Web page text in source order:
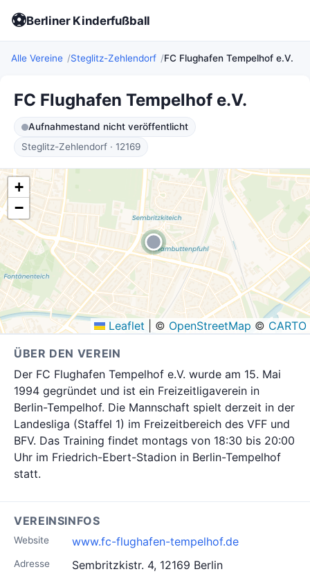
⚽Berliner Kinderfußball
Alle Vereine Steglitz-Zehlendorf FC Flughafen Tempelhof e.V.
FC Flughafen Tempelhof e.V.
Aufnahmestand nicht veröffentlicht
Steglitz-Zehlendorf · 12169
+
−
Leaflet © OpenStreetMap © CARTO
ÜBER DEN VEREIN
Der FC Flughafen Tempelhof e.V. wurde am 15. Mai
1994 gegründet und ist ein Freizeitligaverein in
Berlin-Tempelhof. Die Mannschaft spielt derzeit in der
Landesliga (Staffel 1) im Freizeitbereich des VFF und
BFV. Das Training findet montags von 18:30 bis 20:00
Uhr im Friedrich-Ebert-Stadion in Berlin-Tempelhof
statt.
VEREINSINFOS
Website www.fc-flughafen-tempelhof.de
Adresse Sembritzkistr. 4, 12169 Berlin